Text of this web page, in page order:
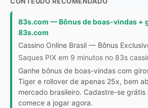
83s.com — Bônus de boas-vindas +
83s.com
Cassino Online Brasil — Bônus
Saques PIX em 9 minutos no 83s
Ganhe bônus de boas-vindas com
Tiger e rollover de apenas 25x, bem
mercado brasileiro. Cadastre-se grátis
comece a jogar agora.